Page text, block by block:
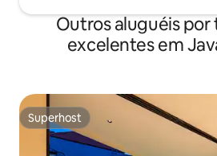
Outros aluguéis
excelentes em
Superhost
Superhost